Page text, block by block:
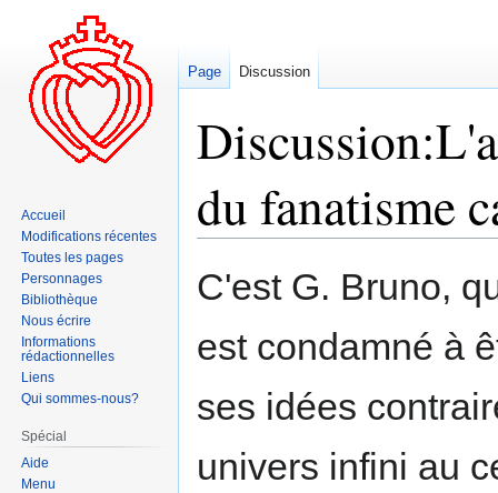
du fanatisme
à
navigation
à
recherche
C'est G. Bruno,
est condamné à
ses idées
univers infini au
Page Discussion
Accueil
Modifications récentes
Toutes les pages
Personnages
Bibliothèque
Nous écrire
Informations
rédactionnelles
Liens
Qui sommes-nous?
Spécial
Aide
Menu